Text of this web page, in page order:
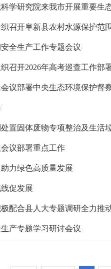
学研究院来我市开展重要生
召开阜新县农村水源保护范
全生产工作专题会议
召开2026年高考巡查工作部
议部署中央生态环境保护督
置固体废物专项整治及生活
议部署重点工作
力绿色高质量发展
促发展
配合县人大专题调研全力推
产专题学习研讨会议